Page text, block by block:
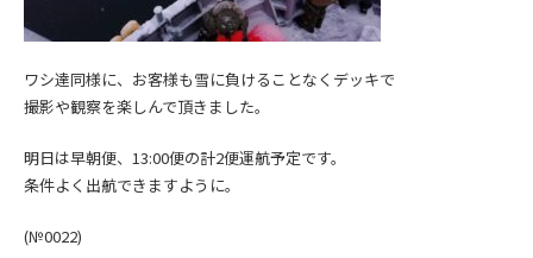
ワシ達同様に、お客様も雪に負けることなくデッキで
撮影や観察を楽しんで頂きました。
明日は早朝便、13:00便の計2便運航予定です。
条件よく出航できますように。
(№0022)